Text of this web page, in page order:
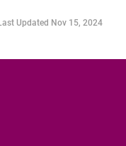
Updated Nov 15, 2024